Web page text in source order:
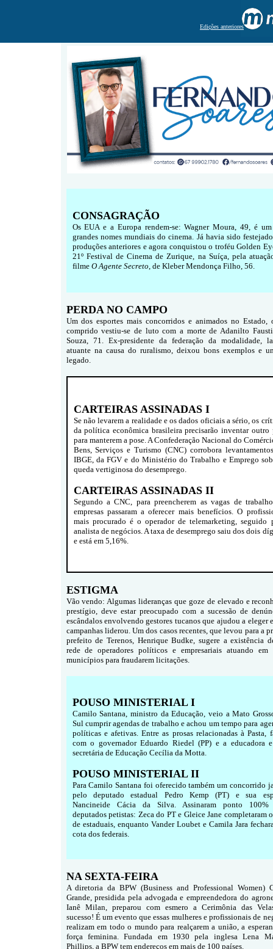
Edições anteriores
CONSAGRAÇÃO
Os EUA e a Europa rendem-se: Wagner Moura, 49, é
grandes nomes mundiais do cinema. Já havia sido
produções anteriores e agora conquistou o troféu Golden
21º Festival de Cinema de Zurique, na Suíça, pela
filme O Agente Secreto, de Kleber Mendonça Filho, 56.
PERDA NO CAMPO
Um dos esportes mais concorridos e animados no Estado,
comprido vestiu-se de luto com a morte de Adanilto
Souza, 71. Ex-presidente da federação da modalidade,
atuante na causa do ruralismo, deixou bons exemplos e
legado.
CARTEIRAS ASSINADAS I
Se não levarem a realidade e os dados oficiais a sério, os
da política econômica brasileira precisarão inventar outro
para manterem a pose. A Confederação Nacional do
Bens, Serviços e Turismo (CNC) corrobora
IBGE, da FGV e do Ministério do Trabalho e Emprego
queda vertiginosa do desemprego.
CARTEIRAS ASSINADAS II
Segundo a CNC, para preencherem as vagas de
empresas passaram a oferecer mais benefícios. O
mais procurado é o operador de telemarketing, seguido
analista de negócios. A taxa de desemprego saiu dos dois
e está em 5,16%.
ESTIGMA
Vão vendo: Algumas lideranças que goze de elevado e
prestígio, deve estar preocupado com a sucessão de
escândalos envolvendo gestores tucanos que ajudou a eleger
campanhas liderou. Um dos casos recentes, que levou para a
prefeito de Terenos, Henrique Budke, sugere a existência
rede de operadores políticos e empresariais atuando em
municípios para fraudarem licitações.
POUSO MINISTERIAL I
Camilo Santana, ministro da Educação, veio a Mato
Sul cumprir agendas de trabalho e achou um tempo para
políticas e afetivas. Entre as prosas relacionadas à Pasta,
com o governador Eduardo Riedel (PP) e a educadora
secretária de Educação Cecília da Motta.
POUSO MINISTERIAL II
Para Camilo Santana foi oferecido também um concorrido
pelo deputado estadual Pedro Kemp (PT) e sua
Nancineide Cácia da Silva. Assinaram ponto 100%
deputados petistas: Zeca do PT e Gleice Jane completaram
de estaduais, enquanto Vander Loubet e Camila Jara
cota dos federais.
NA SEXTA-FEIRA
A diretoria da BPW (Business and Professional Women)
Grande, presidida pela advogada e empreendedora do
Ianê Milan, preparou com esmero a Cerimônia das
sucesso! É um evento que essas mulheres e profissionais de
realizam em todo o mundo para realçarem a união, a
força feminina. Fundada em 1930 pela inglesa Lena
Phillips, a BPW tem endereços em mais de 100 países.